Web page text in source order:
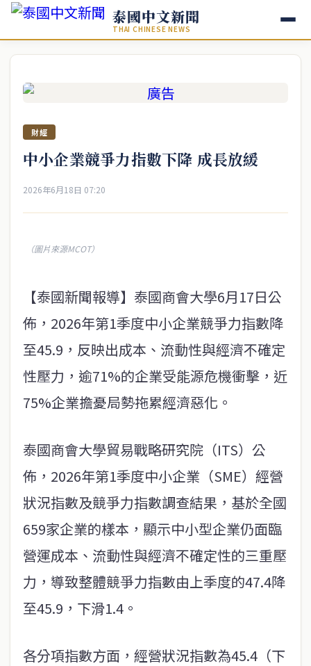
泰國中文新聞
THAI CHINESE NEWS
財經
中小企業競爭力指數下降 成長放緩
2026年6月18日 07:20
（圖片來源MCOT）
【泰國新聞報導】泰國商會大學6月17日公
佈，2026年第1季度中小企業競爭力指數降
至45.9，反映出成本、流動性與經濟不確定
性壓力，逾71%的企業受能源危機衝擊，近
75%企業擔憂局勢拖累經濟惡化。
泰國商會大學貿易戰略研究院（ITS）公
佈，2026年第1季度中小企業（SME）經營
狀況指數及競爭力指數調查結果，基於全國
659家企業的樣本，顯示中小型企業仍面臨
營運成本、流動性與經濟不確定性的三重壓
力，導致整體競爭力指數由上季度的47.4降
至45.9，下滑1.4。
各分項指數方面，經營狀況指數為45.4（下